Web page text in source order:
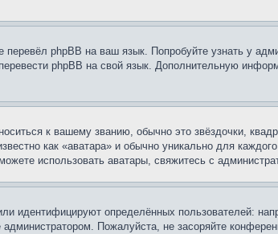
phpBB на ваш язык. Попробуйте узнать у
phpBB на свой язык. Дополнительную
к вашему званию, обычно это звёздочки,
как «аватара» и обычно уникально для
использовать аватары, свяжитесь с
идентифицируют определённых пользователей:
Пожалуйста, не засоряйте